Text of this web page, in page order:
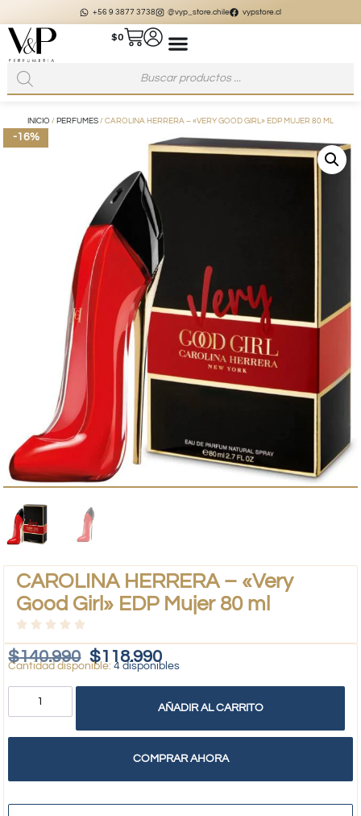
+56 9 3877 3738 @vyp_store.chile vypstore.cl
$0
INICIO / PERFUMES / CAROLINA HERRERA – «VERY GOOD GIRL» EDP MUJER 80 ML
-16%
CAROLINA HERRERA – «Very
Good Girl» EDP Mujer 80 ml
$140.990 $118.990
4 disponibles
AÑADIR AL CARRITO
COMPRAR AHORA